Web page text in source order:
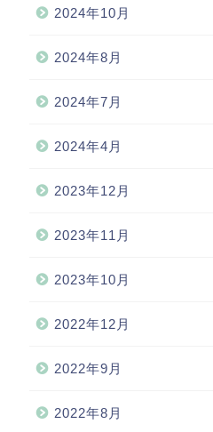
2024年10月
2024年8月
2024年7月
2024年4月
2023年12月
2023年11月
2023年10月
2022年12月
2022年9月
2022年8月